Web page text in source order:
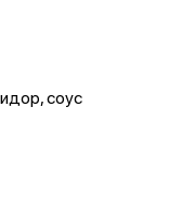
соус